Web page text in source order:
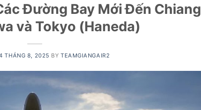
Đường Bay Mới Đến Chiang
và Tokyo (Haneda)
THÁNG 8, 2025 BYTEAMGIANGAIR2